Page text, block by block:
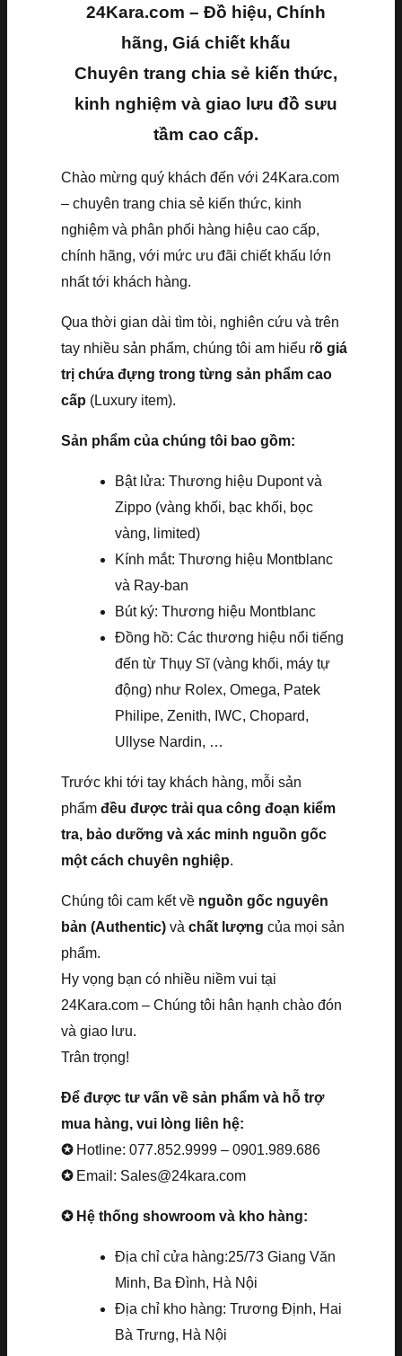
24Kara.com – Đồ hiệu, Chính
hãng, Giá chiết khấu
Chuyên trang chia sẻ kiến thức,
kinh nghiệm và giao lưu đồ sưu
tầm cao cấp.
Chào mừng quý khách đến với 24Kara.com
– chuyên trang chia sẻ kiến thức, kinh
nghiệm và phân phối hàng hiệu cao cấp,
chính hãng, với mức ưu đãi chiết khấu lớn
nhất tới khách hàng.
Qua thời gian dài tìm tòi, nghiên cứu và trên
tay nhiều sản phẩm, chúng tôi am hiểu rõ giá
trị chứa đựng trong từng sản phẩm cao
cấp (Luxury item).
Sản phẩm của chúng tôi bao gồm:
Bật lửa: Thương hiệu Dupont và
Zippo (vàng khối, bạc khối, bọc
vàng, limited)
Kính mắt: Thương hiệu Montblanc
và Ray-ban
Bút ký: Thương hiệu Montblanc
Đồng hồ: Các thương hiệu nổi tiếng
đến từ Thụy Sĩ (vàng khối, máy tự
động) như Rolex, Omega, Patek
Philipe, Zenith, IWC, Chopard,
Ullyse Nardin, …
Trước khi tới tay khách hàng, mỗi sản
phẩm đều được trải qua công đoạn kiểm
tra, bảo dưỡng và xác minh nguồn gốc
một cách chuyên nghiệp.
Chúng tôi cam kết về nguồn gốc nguyên
bản (Authentic) và chất lượng của mọi sản
phẩm.
Hy vọng bạn có nhiều niềm vui tại
24Kara.com – Chúng tôi hân hạnh chào đón
và giao lưu.
Trân trọng!
Để được tư vấn về sản phẩm và hỗ trợ
mua hàng, vui lòng liên hệ:
✪ Hotline: 077.852.9999 – 0901.989.686
✪ Email: Sales@24kara.com
✪ Hệ thống showroom và kho hàng:
Địa chỉ cửa hàng:25/73 Giang Văn
Minh, Ba Đình, Hà Nội
Địa chỉ kho hàng: Trương Định, Hai
Bà Trưng, Hà Nội